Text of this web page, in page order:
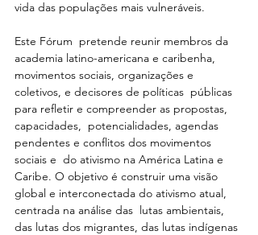
vida das populações mais vulneráveis.
Este Fórum  pretende reunir membros da
academia latino-americana e caribenha,
movimentos sociais, organizações e
coletivos, e decisores de políticas  públicas
para refletir e compreender as propostas,
capacidades,  potencialidades, agendas
pendentes e conflitos dos movimentos
sociais e  do ativismo na América Latina e
Caribe. O objetivo é construir uma visão
global e interconectada do ativismo atual,
centrada na análise das  lutas ambientais,
das lutas dos migrantes, das lutas indígenas